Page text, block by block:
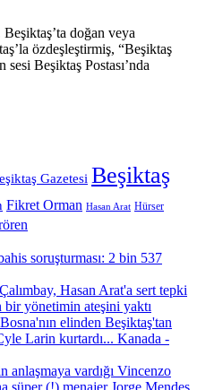
doğan veya
özdeşleştirmiş, “Beşiktaş
Beşiktaş Postası’nda
Gazetesi Beşiktaş
Fikret Orman Hasan Arat Hürser